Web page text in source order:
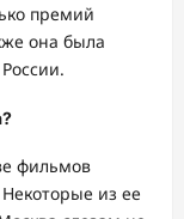
премий
она была
фильмов
из ее